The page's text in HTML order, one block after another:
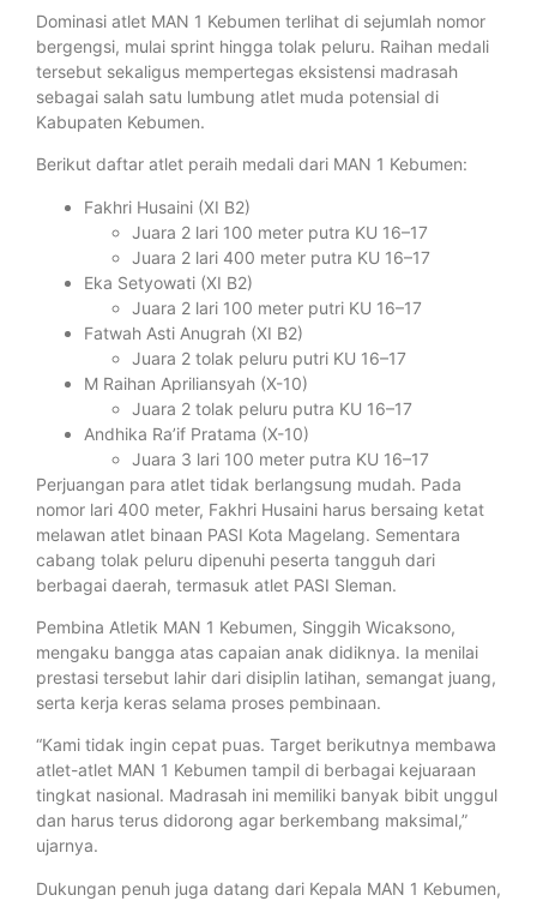
Dominasi atlet MAN 1 Kebumen terlihat di sejumlah nomor
bergengsi, mulai sprint hingga tolak peluru. Raihan medali
tersebut sekaligus mempertegas eksistensi madrasah
sebagai salah satu lumbung atlet muda potensial di
Kabupaten Kebumen.
Berikut daftar atlet peraih medali dari MAN 1 Kebumen:
Fakhri Husaini (XI B2)
Juara 2 lari 100 meter putra KU 16–17
Juara 2 lari 400 meter putra KU 16–17
Eka Setyowati (XI B2)
Juara 2 lari 100 meter putri KU 16–17
Fatwah Asti Anugrah (XI B2)
Juara 2 tolak peluru putri KU 16–17
M Raihan Apriliansyah (X-10)
Juara 2 tolak peluru putra KU 16–17
Andhika Ra’if Pratama (X-10)
Juara 3 lari 100 meter putra KU 16–17
Perjuangan para atlet tidak berlangsung mudah. Pada
nomor lari 400 meter, Fakhri Husaini harus bersaing ketat
melawan atlet binaan PASI Kota Magelang. Sementara
cabang tolak peluru dipenuhi peserta tangguh dari
berbagai daerah, termasuk atlet PASI Sleman.
Pembina Atletik MAN 1 Kebumen, Singgih Wicaksono,
mengaku bangga atas capaian anak didiknya. Ia menilai
prestasi tersebut lahir dari disiplin latihan, semangat juang,
serta kerja keras selama proses pembinaan.
“Kami tidak ingin cepat puas. Target berikutnya membawa
atlet-atlet MAN 1 Kebumen tampil di berbagai kejuaraan
tingkat nasional. Madrasah ini memiliki banyak bibit unggul
dan harus terus didorong agar berkembang maksimal,”
ujarnya.
Dukungan penuh juga datang dari Kepala MAN 1 Kebumen,